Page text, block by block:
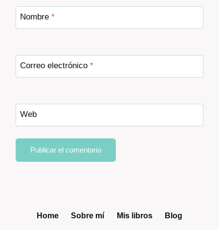
Nombre *
Correo electrónico *
Web
Home Sobre mí Mis libros Blog